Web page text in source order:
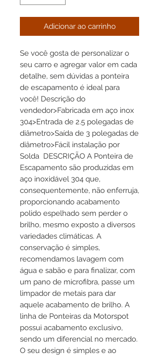
Adicionar ao carrinho
Se você gosta de personalizar o
seu carro e agregar valor em cada
detalhe, sem dúvidas a ponteira
de escapamento é ideal para
você! Descrição do
vendedor>Fabricada em aço inox
304>Entrada de 2.5 polegadas de
diâmetro>Saída de 3 polegadas de
diâmetro>Fácil instalação por
Solda  DESCRIÇÃO A Ponteira de
Escapamento são produzidas em
aço inoxidável 304 que,
consequentemente, não enferruja,
proporcionando acabamento
polido espelhado sem perder o
brilho, mesmo exposto a diversos
variedades climáticas. A
conservação é simples,
recomendamos lavagem com
água e sabão e para finalizar, com
um pano de microfibra, passe um
limpador de metais para dar
aquele acabamento de brilho. A
linha de Ponteiras da Motorspot
possui acabamento exclusivo,
sendo um diferencial no mercado.
O seu design é simples e ao